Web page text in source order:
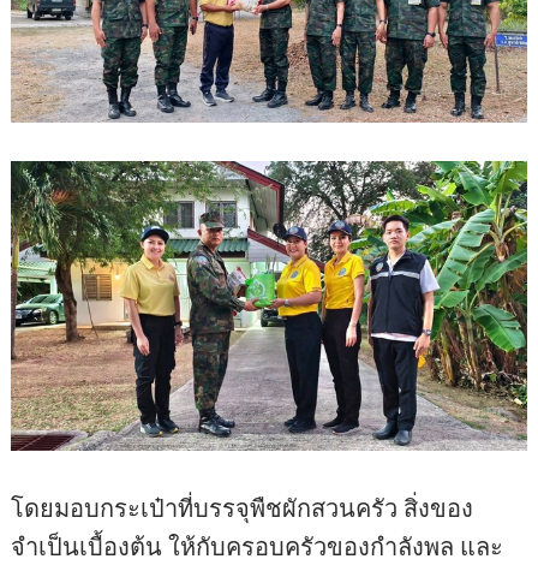
โดยมอบกระเป๋าที่บรรจุพืชผักสวนครัว สิ่งของ
จำเป็นเบื้องต้น ให้กับครอบครัวของกำลังพล และ